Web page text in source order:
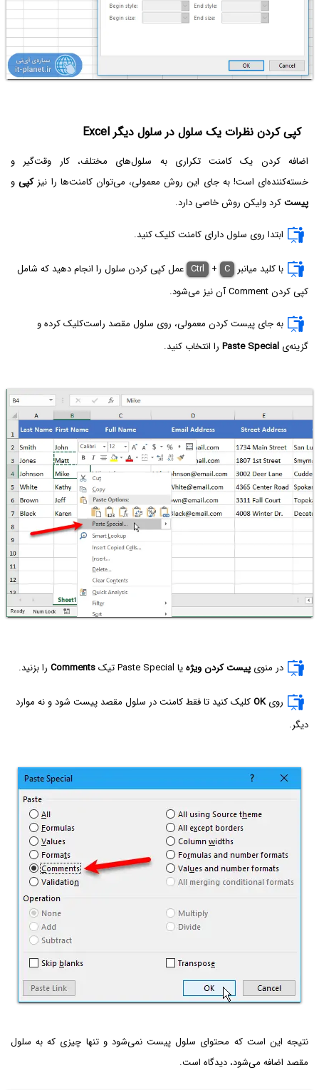
کپی کردن نظرات یک سلول در سلول دیگر Excel
اضافه کردن یک کامنت تکراری به سلول‌های مختلف، کار وقت‌گیر و
خسته‌کننده‌ای است! به جای این روش معمولی، می‌توان کامنت‌ها را نیزکپیو
پیستکرد ولیکن روش خاصی دارد.
ابتدا روی سلول دارای کامنت کلیک کنید.
با کلید میانبر Ctrl + C
عمل کپی کردن سلول را انجام دهید که شامل
کپی کردن Comment آن نیز می‌شود.
به جای پیست کردن معمولی، روی سلول مقصد راست‌کلیک کرده و
گزینه‌ی Paste Special را انتخاب کنید.
در منوی پیست کردن ویژهیا Paste Special تیک Comments را بزنید.
رویOKکلیک کنید تا فقط کامنت در سلول مقصد پیست شود و نه موارد
دیگر.
نتیجه این است که محتوای سلول پیست نمی‌شود و تنها چیزی که به سلول
مقصد اضافه می‌شود، دیدگاه است.